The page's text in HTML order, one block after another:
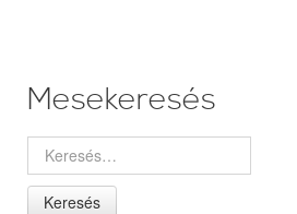
Mesekeresés
Keresés